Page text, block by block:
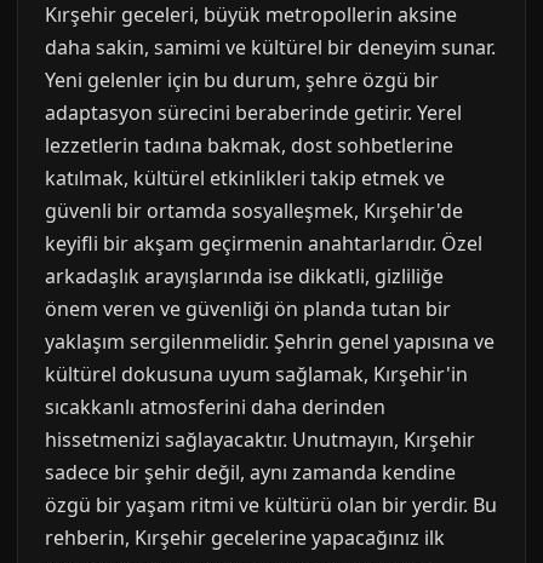
Kırşehir geceleri, büyük metropollerin aksine
daha sakin, samimi ve kültürel bir deneyim sunar.
Yeni gelenler için bu durum, şehre özgü bir
adaptasyon sürecini beraberinde getirir. Yerel
lezzetlerin tadına bakmak, dost sohbetlerine
katılmak, kültürel etkinlikleri takip etmek ve
güvenli bir ortamda sosyalleşmek, Kırşehir'de
keyifli bir akşam geçirmenin anahtarlarıdır. Özel
arkadaşlık arayışlarında ise dikkatli, gizliliğe
önem veren ve güvenliği ön planda tutan bir
yaklaşım sergilenmelidir. Şehrin genel yapısına ve
kültürel dokusuna uyum sağlamak, Kırşehir'in
sıcakkanlı atmosferini daha derinden
hissetmenizi sağlayacaktır. Unutmayın, Kırşehir
sadece bir şehir değil, aynı zamanda kendine
özgü bir yaşam ritmi ve kültürü olan bir yerdir. Bu
rehberin, Kırşehir gecelerine yapacağınız ilk